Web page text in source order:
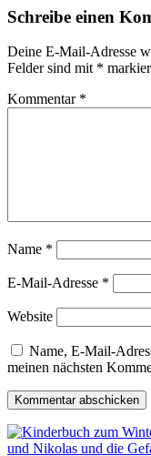
Schreibe einen
Deine E-Mail-Adresse
Felder sind mit *
Kommentar *
Name *
E-Mail-Adresse *
Website
Name, E-Mail-
meinen nächsten